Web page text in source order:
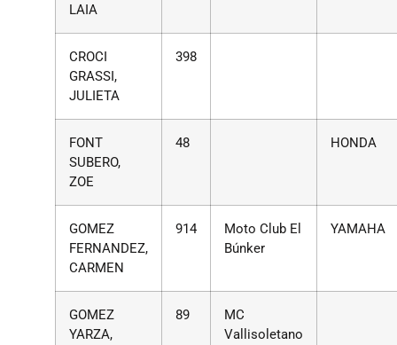
LAIA
CROCI
GRASSI,
JULIETA
398
FONT
SUBERO,
ZOE
48 HONDA
GOMEZ
FERNANDEZ,
CARMEN
914
Moto Club El
Búnker
YAMAHA
GOMEZ
YARZA,
89
MC
Vallisoletano